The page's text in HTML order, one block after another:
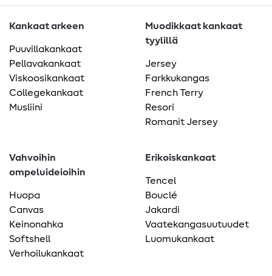
Kankaat arkeen
Puuvillakankaat
Pellavakankaat
Viskoosikankaat
Collegekankaat
Musliini
Muodikkaat kankaat
tyylillä
Jersey
Farkkukangas
French Terry
Resori
Romanit Jersey
Vahvoihin
ompeluideioihin
Huopa
Canvas
Keinonahka
Softshell
Verhoilukankaat
Erikoiskankaat
Tencel
Bouclé
Jakardi
Vaatekangasuutuudet
Luomukankaat